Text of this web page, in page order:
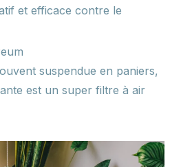
et efficace contre le
suspendue en paniers,
est un super filtre à air